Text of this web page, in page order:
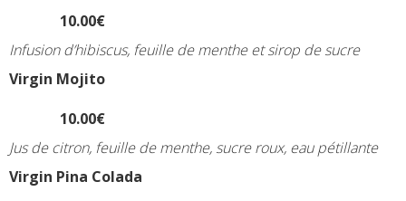
10.00€
Infusion d’hibiscus, feuille de menthe et sirop de sucre
Virgin Mojito
10.00€
Jus de citron, feuille de menthe, sucre roux, eau pétillante
Virgin Pina Colada